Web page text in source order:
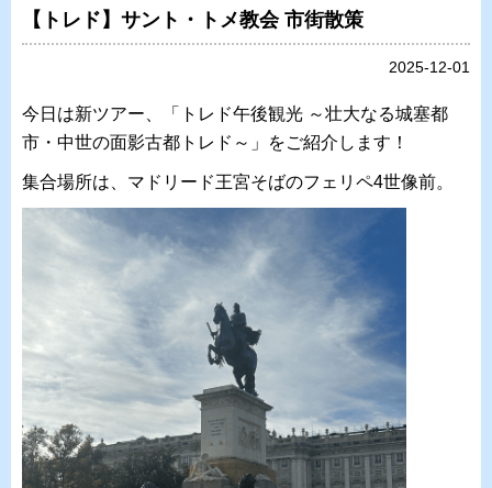
【トレド】サント・トメ教会 市街散策
2025-12-01
今日は新ツアー、「トレド午後観光 ～壮大なる城塞都
市・中世の面影古都トレド～」をご紹介します！
集合場所は、マドリード王宮そばのフェリペ4世像前。